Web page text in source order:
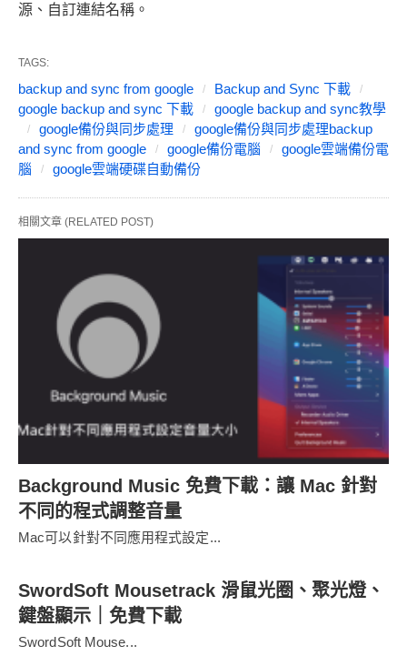
源、自訂連結名稱。
TAGS:
backup and sync from google
Backup and Sync 下載
google backup and sync 下載
google backup and sync教學
google備份與同步處理
google備份與同步處理backup
and sync from google
google備份電腦
google雲端備份電
腦
google雲端硬碟自動備份
相關文章 (RELATED POST)
Background Music 免費下載：讓 Mac 針對
不同的程式調整音量
Mac可以針對不同應用程式設定...
SwordSoft Mousetrack 滑鼠光圈、聚光燈、
鍵盤顯示｜免費下載
SwordSoft Mouse...